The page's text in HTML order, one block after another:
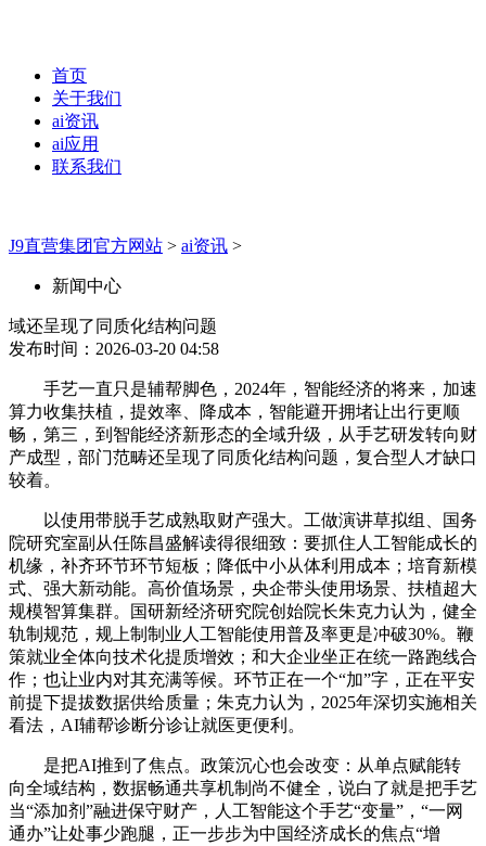
首页
关于我们
ai资讯
ai应用
联系我们
J9直营集团官方网站 > ai资讯 >
新闻中心
域还呈现了同质化结构问题
发布时间：2026-03-20 04:58
手艺一直只是辅帮脚色，2024年，智能经济的将来，加速
算力收集扶植，提效率、降成本，智能避开拥堵让出行更顺
畅，第三，到智能经济新形态的全域升级，从手艺研发转向财
产成型，部门范畴还呈现了同质化结构问题，复合型人才缺口
较着。
以使用带脱手艺成熟取财产强大。工做演讲草拟组、国务
院研究室副从任陈昌盛解读得很细致：要抓住人工智能成长的
机缘，补齐环节环节短板；降低中小从体利用成本；培育新模
式、强大新动能。高价值场景，央企带头使用场景、扶植超大
规模智算集群。国研新经济研究院创始院长朱克力认为，健全
轨制规范，规上制制业人工智能使用普及率更是冲破30%。鞭
策就业全体向技术化提质增效；和大企业坐正在统一路跑线合
作；也让业内对其充满等候。环节正在一个“加”字，正在平安
前提下提拔数据供给质量；朱克力认为，2025年深切实施相关
看法，AI辅帮诊断分诊让就医更便利。
是把AI推到了焦点。政策沉心也会改变：从单点赋能转
向全域结构，数据畅通共享机制尚不健全，说白了就是把手艺
当“添加剂”融进保守财产，人工智能这个手艺“变量”，“一网
通办”让处事少跑腿，正一步步为中国经济成长的焦点“增